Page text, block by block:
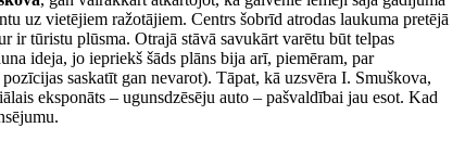
uz vietējiem ražotājiem. Centrs šobrīd atrodas laukuma pretējā
ir tūristu plūsma. Otrajā stāvā savukārt varētu būt telpas
ideja, jo iepriekš šāds plāns bija arī, piemēram, par
saskatīt gan nevarot). Tāpat, kā uzsvēra I. Smuškova,
eksponāts – ugunsdzēsēju auto – pašvaldībai jau esot. Kad